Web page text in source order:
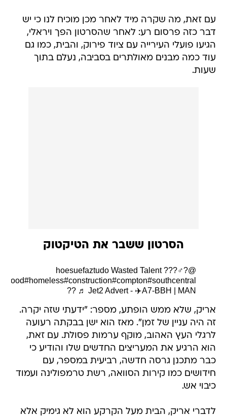
עם זאת, מה שקרה מיד לאחר מכן מוכיח לנו כי יש
דבר כזה פרסום רע: לאחר שהסרטון הפך ויראלי,
הגיעו פועלי העירייה עם ציוד פירוק, והבית, כמו גם
עוד כמה מבנים מאולתרים בסביבה, נעלם בתוך
שעות.
הסרטון ששבר את הטיקטוק
@hoesuefaztudo
Wasted Talent ???‍♂️?
#homeless#construction#compton#southcentral
♬ Jet2 Advert - ✈️A7-BBH | MAN ??
אריק, שלא ממש הופתע, מספר: "ידעתי שזה יקרה.
זה היה עניין של זמן". מאז הוא ישן בבקתה רעועה
לרגלי העץ האהוב, מוקף ערמות פסולת. עם זאת,
הוא הרגיע את המעריצים החדשים שלו והודיע כי
כבר מתכנן גרסה חדשה, רביעית במספר, עם
חידושים כמו קירות הסוואה, רשת טרמפולינה ועמוד
כיבוי אש.
לדברי אריק, הבית מעל הקרקע הוא לא גימיק אלא